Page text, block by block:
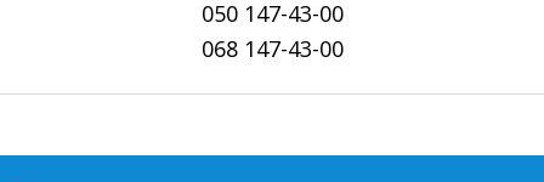
050147-43-00
068147-43-00